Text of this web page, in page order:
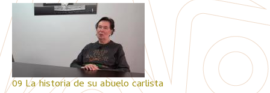
09 La historia de su abuelo carlista